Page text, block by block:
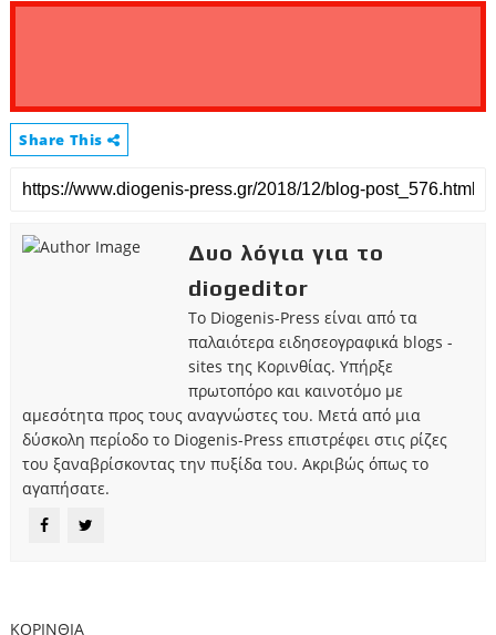
Share This
Δυο λόγια για το
diogeditor
Το Diogenis-Press είναι από τα
παλαιότερα ειδησεογραφικά blogs -
sites της Κορινθίας. Υπήρξε
πρωτοπόρο και καινοτόμο με
αμεσότητα προς τους αναγνώστες του. Μετά από μια
δύσκολη περίοδο το Diogenis-Press επιστρέφει στις ρίζες
του ξαναβρίσκοντας την πυξίδα του. Ακριβώς όπως το
αγαπήσατε.
ΚΟΡΙΝΘΙΑ